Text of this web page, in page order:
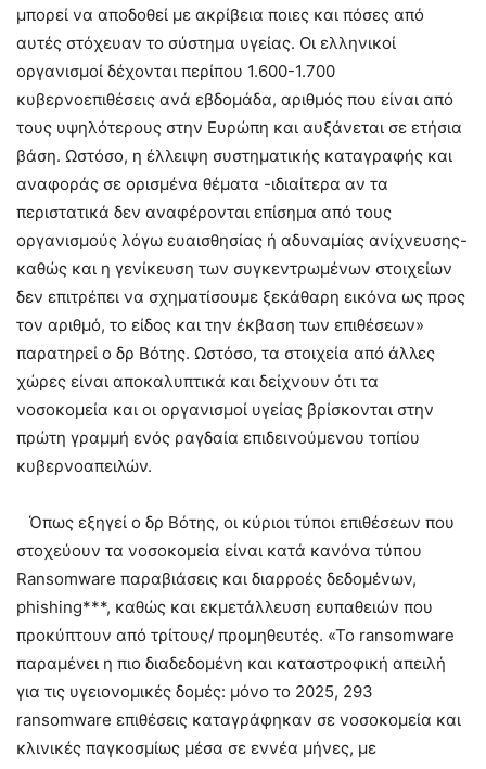
μπορεί να αποδοθεί με ακρίβεια ποιες και πόσες από
αυτές στόχευαν το σύστημα υγείας. Οι ελληνικοί
οργανισμοί δέχονται περίπου 1.600-1.700
κυβερνοεπιθέσεις ανά εβδομάδα, αριθμός που είναι από
τους υψηλότερους στην Ευρώπη και αυξάνεται σε ετήσια
βάση. Ωστόσο, η έλλειψη συστηματικής καταγραφής και
αναφοράς σε ορισμένα θέματα -ιδιαίτερα αν τα
περιστατικά δεν αναφέρονται επίσημα από τους
οργανισμούς λόγω ευαισθησίας ή αδυναμίας ανίχνευσης-
καθώς και η γενίκευση των συγκεντρωμένων στοιχείων
δεν επιτρέπει να σχηματίσουμε ξεκάθαρη εικόνα ως προς
τον αριθμό, το είδος και την έκβαση των επιθέσεων»
παρατηρεί ο δρ Βότης. Ωστόσο, τα στοιχεία από άλλες
χώρες είναι αποκαλυπτικά και δείχνουν ότι τα
νοσοκομεία και οι οργανισμοί υγείας βρίσκονται στην
πρώτη γραμμή ενός ραγδαία επιδεινούμενου τοπίου
κυβερνοαπειλών.
Όπως εξηγεί ο δρ Βότης, οι κύριοι τύποι επιθέσεων που
στοχεύουν τα νοσοκομεία είναι κατά κανόνα τύπου
Ransomware παραβιάσεις και διαρροές δεδομένων,
phishing***, καθώς και εκμετάλλευση ευπαθειών που
προκύπτουν από τρίτους/ προμηθευτές. «Το ransomware
παραμένει η πιο διαδεδομένη και καταστροφική απειλή
για τις υγειονομικές δομές: μόνο το 2025, 293
ransomware επιθέσεις καταγράφηκαν σε νοσοκομεία και
κλινικές παγκοσμίως μέσα σε εννέα μήνες, με